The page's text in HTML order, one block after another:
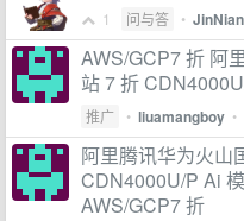
1 问与答 •
AWS/GCP7 折 阿
站 7 折
推广 • liuamangboy •
阿里腾讯华为火山
CDN4000U/P Ai
AWS/GCP7 折